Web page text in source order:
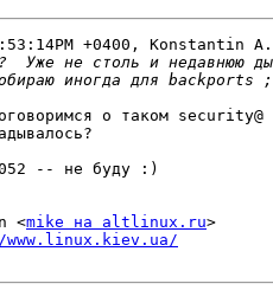
+0400, Konstantin
о таком security@
-- не буду :)
<mike на altlinux.ru>